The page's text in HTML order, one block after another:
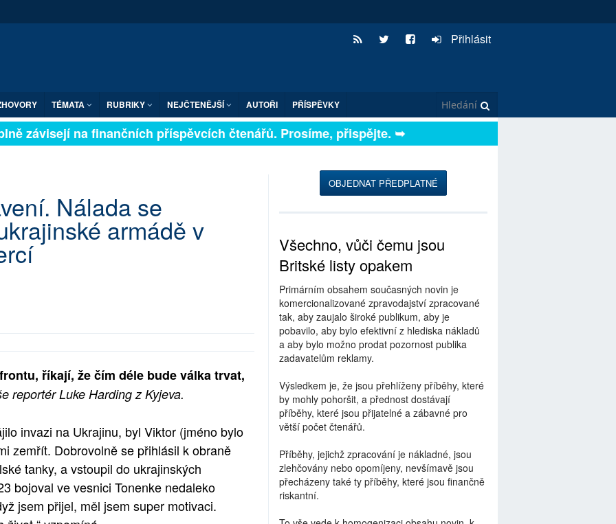
Přihlásit
TÉMATA RUBRIKY NEJČTENĚJŠÍ AUTOŘI PŘÍSPĚVKY
závisejí na finančních příspěvcích čtenářů. Prosíme, přispějte. ➥
Nálada se
armádě v
říkají, že čím déle bude válka trvat,
reportér Luke Harding z Kyjeva.
invazi na Ukrajinu, byl Viktor (jméno bylo
zemřít. Dobrovolně se přihlásil k obraně
tanky, a vstoupil do ukrajinských
bojoval ve vesnici Tonenke nedaleko
jsem přijel, měl jsem super motivaci.
OBJEDNAT PŘEDPLATNÉ
Všechno, vůči čemu jsou
Britské listy opakem
Primárním obsahem současných novin je
komercionalizované zpravodajství zpracované
tak, aby zaujalo široké publikum, aby je
pobavilo, aby bylo efektivní z hlediska nákladů
a aby bylo možno prodat pozornost publika
zadavatelům reklamy.
Výsledkem je, že jsou přehlíženy příběhy, které
by mohly pohoršit, a přednost dostávají
příběhy, které jsou přijatelné a zábavné pro
větší počet čtenářů.
Příběhy, jejichž zpracování je nákladné, jsou
zlehčovány nebo opomíjeny, nevšímavě jsou
přecházeny také ty příběhy, které jsou finančně
riskantní.